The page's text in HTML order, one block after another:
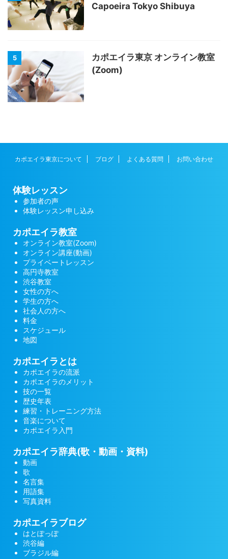
Capoeira Tokyo Shibuya
5
カポエイラ東京 オンライン教室
(Zoom)
カポエイラ東京について ブログ よくある質問 お問い合わせ
体験レッスン
参加者の声
体験レッスン申し込み
カポエイラ教室
オンライン教室(Zoom)
オンライン講座(動画)
プライベートレッスン
高円寺教室
渋谷教室
女性の方へ
学生の方へ
社会人の方へ
料金
スケジュール
地図
カポエイラとは
カポエイラの流派
カポエイラのメリット
技の一覧
歴史年表
練習・トレーニング方法
音楽について
カポエイラ入門
カポエイラ辞典(歌・動画・資料)
動画
歌
名言集
用語集
写真資料
カポエイラブログ
はとぽっぽ
渋谷編
ブラジル編